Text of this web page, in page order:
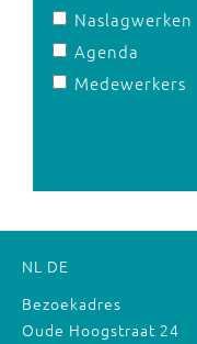
Naslagwerken
Agenda
Medewerkers
NL DE
Bezoekadres
Oude Hoogstraat 24